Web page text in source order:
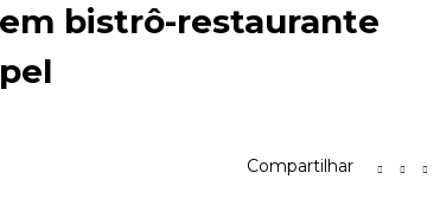
bistrô-restaurante
Compartilhar